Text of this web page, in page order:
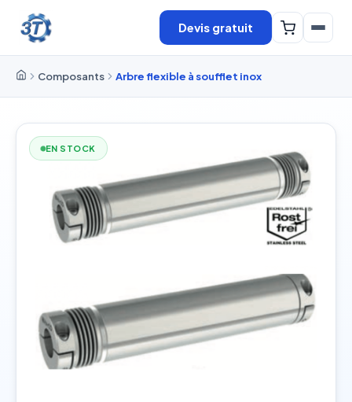
Devis gratuit
Composants Arbre flexible à soufflet inox
EN STOCK